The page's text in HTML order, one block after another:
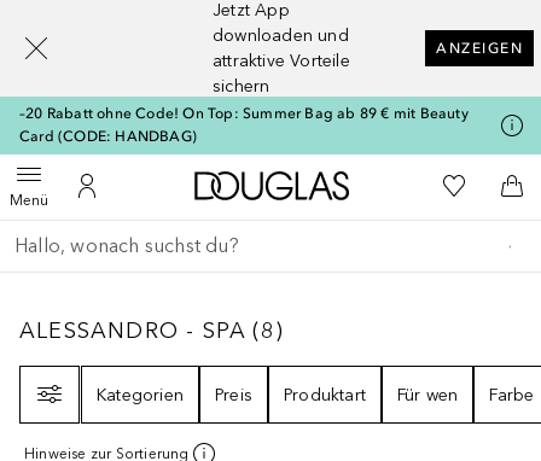
Jetzt App
downloaden und
attraktive Vorteile
sichern
ANZEIGEN
–20 Rabatt ohne Code! On Top: Summer Bag ab 89 € mit Beauty
Card (CODE: HANDBAG)
MenüMenü öffnenZu Meinem Kundenkonto
Zur Douglas Startseite
Zu Meiner
Gehe zurück
Suche ausführen
ALESSANDRO - SPA8
ALESSANDRO - SPA (8)
Kategorien
Preis Produktart Für wen Farbe
Hinweise zur Sortierung
[navigation.slideout.screenreader]